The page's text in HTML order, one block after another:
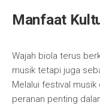
Manfaat
Wajah biola terus
musik tetapi juga
Melalui festival
peranan penting